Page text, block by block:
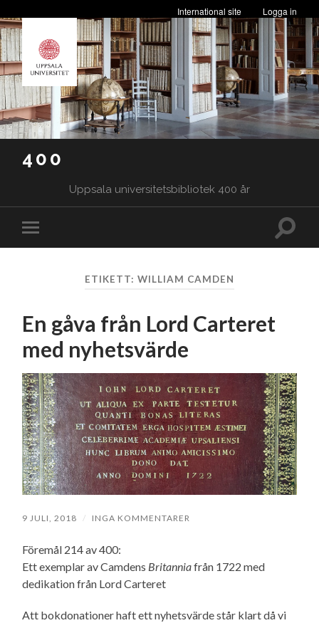
Logga in
International site
400
Uppsala universitetsbibliotek 400 år
på/av
Slå
ETIKETT: WILLIAM CAMDEN
En gåva från Lord Carteret
med nyhetsvärde
9 JULI, 2018 / INGA KOMMENTARER
Föremål 214 av 400:
Ett exemplar av Camdens Britanniafrån 1722 med
dedikation från Lord Carteret
Att bokdonationer haft ett nyhetsvärde står klart då vi